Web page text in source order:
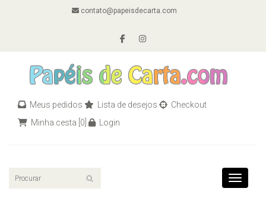
contato@papeisdecarta.com
Meus pedidos Lista de desejos
Checkout
Minha cesta [0] Login
Toggle